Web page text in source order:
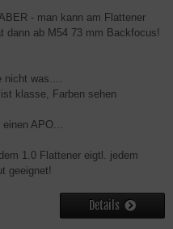
- man kann am Flattener
dann ab M54 73 mm Backfocus!
nicht was....
klasse, Farben sehen
APO...
1.0 Flattener eigtl. jedem
geeignet!
Details